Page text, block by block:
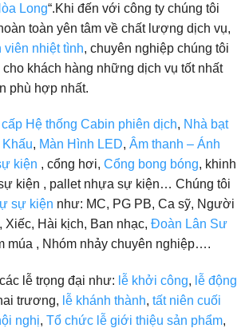
Long“.Khi đến với công ty chúng tôi
toàn yên tâm về chất lượng dịch vụ,
nhiệt tình, chuyên nghiệp chúng tôi
khách hàng những dịch vụ tốt nhất
phù hợp nhất.
cấp Hệ thống Cabin phiên dịch, Nhà bạt
Khấu, Màn Hình LED, Âm thanh – Ánh
kiện , cổng hơi, Cổng bong bóng, khinh
kiện , pallet nhựa sự kiện… Chúng tôi
sự kiện như: MC, PG PB, Ca sỹ, Người
Xiếc, Hài kịch, Ban nhạc, Đoàn Lân Sư
múa , Nhóm nhảy chuyên nghiệp….
lễ trọng đại như: lễ khởi công, lễ động
trương, lễ khánh thành, tất niên cuối
nghị, Tổ chức lễ giới thiệu sản phẩm,